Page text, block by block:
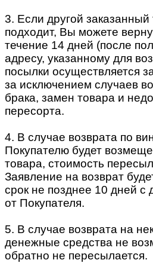
3. Если другой
подходит, Вы можете
течение 14 дней (после
адресу, указанному для
посылки осуществляется
за исключением случаев
брака, замен товара и
пересорта.
4. В случае возврата по
Покупателю будет
товара, стоимость
Заявление на возврат
срок не позднее 10 дней с
от Покупателя.
5. В случае возврата на
денежные средства не
обратно не пересылается.